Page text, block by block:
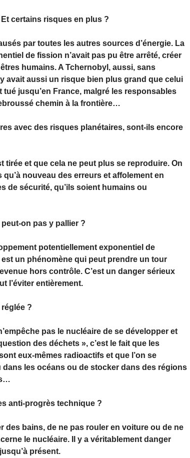
certains risques en plus ?
par toutes les autres sources d’énergie. La
de fission n’avait pas pu être arrêté, créer
humains. A Tchernobyl, aussi, sans
avait aussi un risque bien plus grand que celui
jusqu’en France, malgré les responsables
chemin à la frontière…
avec des risques planétaires, sont-ils encore
et que cela ne peut plus se reproduire. On
nouveau des erreurs et affolement en
de sécurité, qu’ils soient humains ou
on pas y pallier ?
potentiellement exponentiel de
un phénomène qui peut prendre un tour
hors contrôle. C’est un danger sérieux
l’éviter entièrement.
?
pas le nucléaire de se développer et
des déchets », c’est le fait que les
eux-mêmes radioactifs et que l’on se
les océans ou de stocker dans des régions
anti-progrès technique ?
des bains, de ne pas rouler en voiture ou de ne
le nucléaire. Il y a véritablement danger
présent.